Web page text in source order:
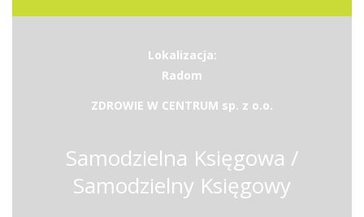
Lokalizacja:
Radom
ZDROWIE W CENTRUM sp. z o.o.
Samodzielna Księgowa /
Samodzielny Księgowy